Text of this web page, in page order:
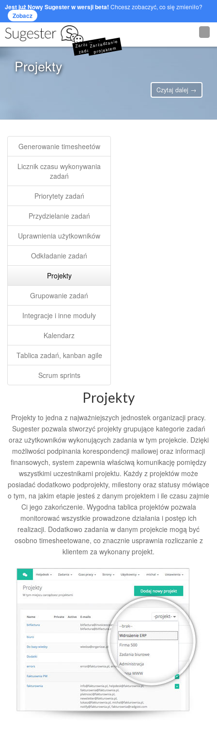
Jest już Nowy Sugester w wersji beta! Chcesz zobaczyć, co się zmieniło?
Zobacz
Zarzadzanie
zadaniami
Zarzadzanie
projektem
Projekty
Czytaj dalej →
Generowanie timesheetów
Licznik czasu wykonywania
zadań
Priorytety zadań
Przydzielanie zadań
Uprawnienia użytkowników
Odkładanie zadań
Projekty
Grupowanie zadań
Integracje i inne moduły
Kalendarz
Tablica zadań, kanban agile
Scrum sprints
Projekty
Projekty to jedna z najważniejszych jednostek organizacji pracy.
Sugester pozwala stworzyć projekty grupujące kategorie zadań
oraz użytkowników wykonujących zadania w tym projekcie. Dzięki
możliwości podpinania korespondencji mailowej oraz informacji
finansowych, system zapewnia właściwą komunikację pomiędzy
wszystkimi uczestnikami projektu. Każdy z projektów może
posiadać dodatkowo podprojekty, milestony oraz statusy mówiące
o tym, na jakim etapie jesteś z danym projektem i ile czasu zajmie
Ci jego zakończenie. Wygodna tablica projektów pozwala
monitorować wszystkie prowadzone działania i postęp ich
realizacji. Dodatkowo zadania w danym projekcie mogą być
osobno timesheetowane, co znacznie usprawnia rozliczanie z
klientem za wykonany projekt.